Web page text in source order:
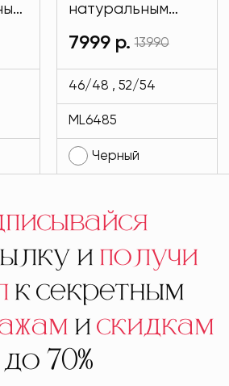
натуральным
мехом и на
подкладе кролик
черного цвета
MODLAV ML6485-
13
7999 р. 13990
46/48 , 52/54
ML6485
Черный
иполучи
к секретным
искидкам
до 70%